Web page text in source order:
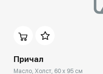
Причал
Масло, Холст, 60 x 95 см